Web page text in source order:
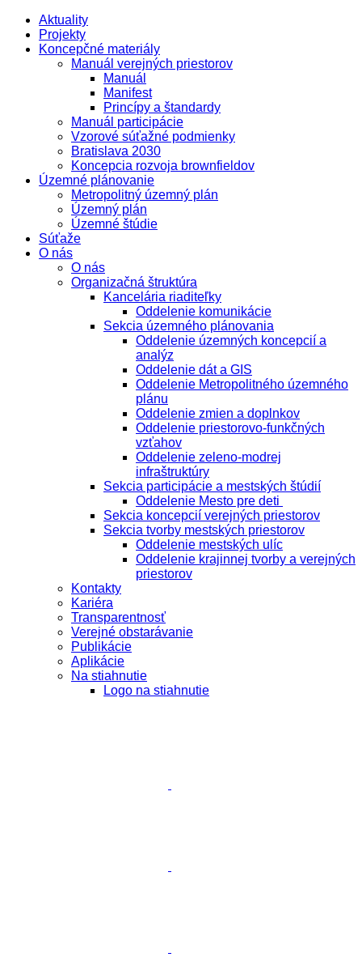
Aktuality
Projekty
Koncepčné materiály
Manuál verejných priestorov
Manuál
Manifest
Princípy a štandardy
Manuál participácie
Vzorové súťažné podmienky
Bratislava 2030
Koncepcia rozvoja brownfieldov
Územné plánovanie
Metropolitný územný plán
Územný plán
Územné štúdie
Súťaže
O nás
O nás
Organizačná štruktúra
Kancelária riaditeľky
Oddelenie komunikácie
Sekcia územného plánovania
Oddelenie územných koncepcií a
analýz
Oddelenie dát a GIS
Oddelenie Metropolitného územného
plánu
Oddelenie zmien a doplnkov
Oddelenie priestorovo-funkčných
vzťahov
Oddelenie zeleno-modrej
infraštruktúry
Sekcia participácie a mestských štúdií
Oddelenie Mesto pre deti
Sekcia koncepcií verejných priestorov
Sekcia tvorby mestských priestorov
Oddelenie mestských ulíc
Oddelenie krajinnej tvorby a verejných
priestorov
Kontakty
Kariéra
Transparentnosť
Verejné obstarávanie
Publikácie
Aplikácie
Na stiahnutie
Logo na stiahnutie